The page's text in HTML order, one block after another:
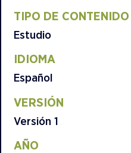
TIPO DE CONTENIDO​
Estudio
IDIOMA
Español
VERSIÓN
Versión 1
AÑO